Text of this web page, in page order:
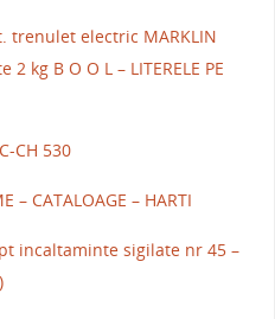
electric MARKLIN
kg B O O L – LITERELE PE
CH 530
– CATALOAGE – HARTI
incaltaminte sigilate nr 45 –